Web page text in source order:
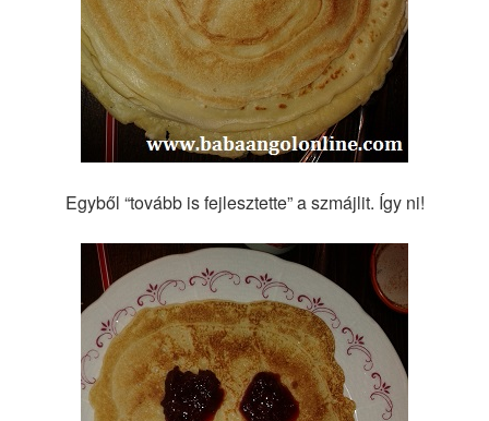
Egyből “tovább is fejlesztette” a szmájlit. Így ni!